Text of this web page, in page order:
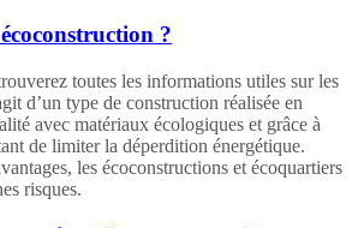
?
toutes les informations utiles sur les
d’un type de construction réalisée en
avec matériaux écologiques et grâce à
de limiter la déperdition énergétique.
les écoconstructions et écoquartiers
risques.